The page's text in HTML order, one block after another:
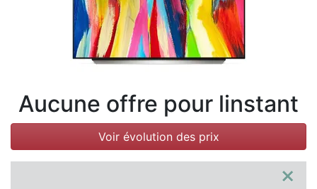
Aucune offre pour linstant
Voir évolution des prix
×